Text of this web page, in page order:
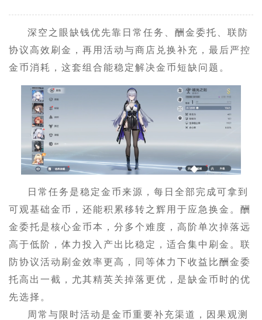
深空之眼缺钱优先靠日常任务、酬金委托、联防
协议高效刷金，再用活动与商店兑换补充，最后严控
金币消耗，这套组合能稳定解决金币短缺问题。
日常任务是稳定金币来源，每日全部完成可拿到
可观基础金币，还能积累移转之辉用于应急换金。酬
金委托是核心金币本，分多个难度，高阶单次掉落远
高于低阶，体力投入产出比稳定，适合集中刷金。联
防协议活动刷金效率更高，同等体力下收益比酬金委
托高出一截，尤其精英关掉落更优，是缺金币时的优
先选择。
周常与限时活动是金币重要补充渠道，因果观测